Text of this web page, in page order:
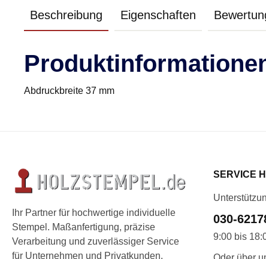
Beschreibung Eigenschaften
Abdruckbreite 37 mm
Ihr Partner für hochwertige individuelle
Stempel. Maßanfertigung, präzise
Verarbeitung und zuverlässiger Service
für Unternehmen und Privatkunden.
SERVICE
030-
9:00 bis